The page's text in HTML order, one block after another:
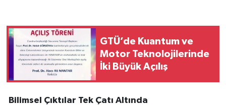
GTÜ’de Kuantum ve
Motor Teknolojilerinde
İki Büyük Açılış
Bilimsel Çıktılar Tek Çatı Altında